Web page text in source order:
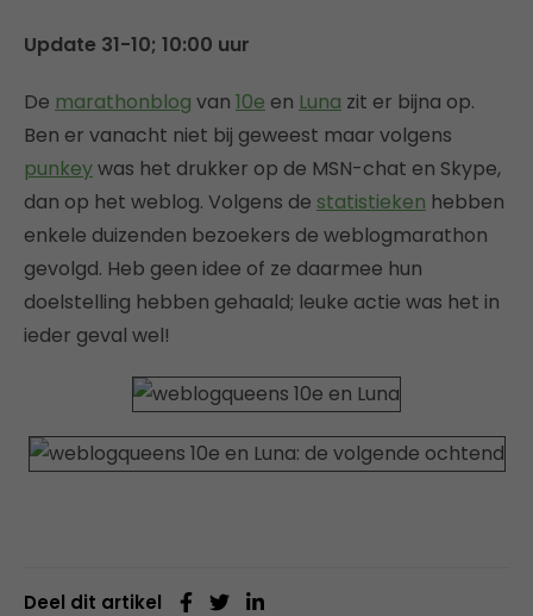
Update 31-10; 10:00 uur
De marathonblog van 10e en Luna zit er bijna op.
Ben er vanacht niet bij geweest maar volgens
punkeywas het drukker op de MSN-chat en Skype,
dan op het weblog. Volgens de statistieken hebben
enkele duizenden bezoekers de weblogmarathon
gevolgd. Heb geen idee of ze daarmee hun
doelstelling hebben gehaald; leuke actie was het in
ieder geval wel!
Deel dit artikel